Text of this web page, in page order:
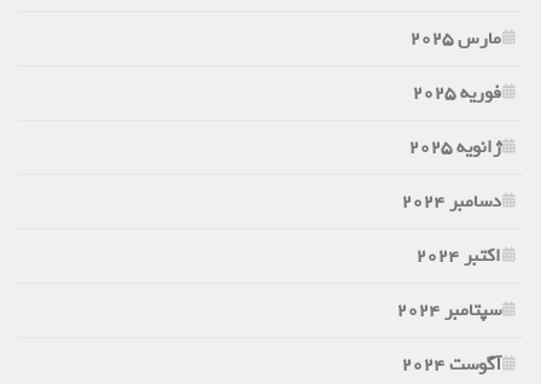
مارس 2025
فوریه 2025
ژانویه 2025
دسامبر 2024
اکتبر 2024
سپتامبر 2024
آگوست 2024